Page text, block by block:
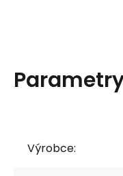
Výrobce: